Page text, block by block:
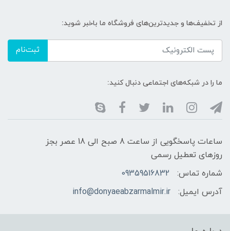
از تخفیف‌ها و جدیدترین‌های فروشگاه ما باخبر شوید:
ثبت‌نام
ما را در شبکه‌های اجتماعی دنبال کنید:
ساعات پاسخگویی از ساعت 8 صبح الی 18 عصر بجز
روزهای تعطیل رسمی
شماره تماس:
09359516832
آدرس ایمیل:
info@donyaeabzarmalmir.ir